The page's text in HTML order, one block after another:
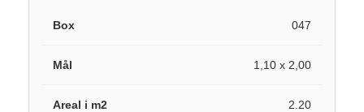
047
1,10 x 2,00
2.20